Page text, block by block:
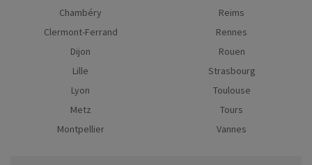
Chambéry
Clermont-Ferrand
Dijon
Lille
Lyon
Metz
Montpellier
Reims
Rennes
Rouen
Strasbourg
Toulouse
Tours
Vannes